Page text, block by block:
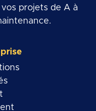
projets de A à